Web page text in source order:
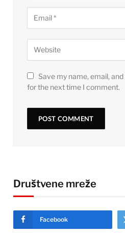
Save my name, email,
for the next time I comment.
Društvene mreže
Facebook